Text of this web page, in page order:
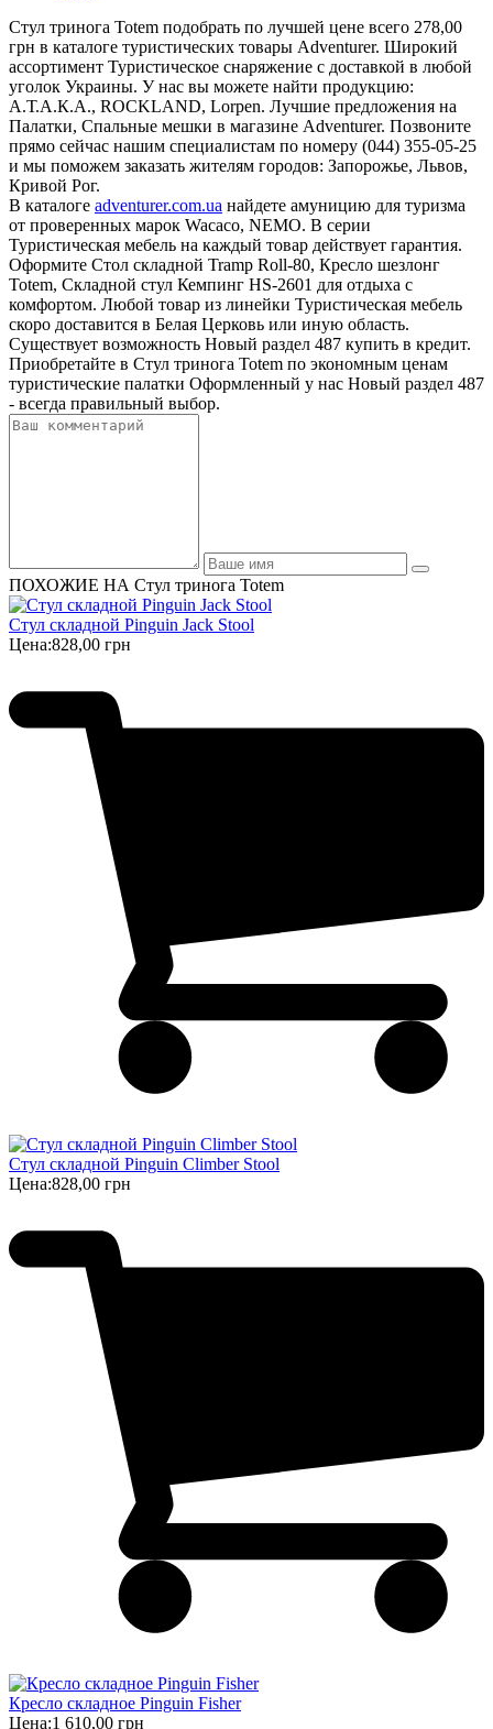
Стул тринога Totem подобрать по лучшей цене всего 278,00
грн в каталоге туристических товары Adventurer. Широкий
ассортимент Туристическое снаряжение с доставкой в любой
уголок Украины. У нас вы можете найти продукцию:
А.Т.А.К.А., ROCKLAND, Lorpen. Лучшие предложения на
Палатки, Спальные мешки в магазине Adventurer. Позвоните
прямо сейчас нашим специалистам по номеру (044) 355-05-25
и мы поможем заказать жителям городов: Запорожье, Львов,
Кривой Рог.
В каталоге adventurer.com.ua найдете амуницию для туризма
от проверенных марок Wacaco, NEMO. В серии
Туристическая мебель на каждый товар действует гарантия.
Оформите Стол складной Tramp Roll-80, Кресло шезлонг
Totem, Складной стул Кемпинг HS-2601 для отдыха с
комфортом. Любой товар из линейки Туристическая мебель
скоро доставится в Белая Церковь или иную область.
Существует возможность Новый раздел 487 купить в кредит.
Приобретайте в Стул тринога Totem по экономным ценам
туристические палатки Оформленный у нас Новый раздел 487
- всегда правильный выбор.
ПОХОЖИЕ НА Стул тринога Totem
Стул складной Pinguin Jack Stool
Цена:828,00 грн
Стул складной Pinguin Climber Stool
Цена:828,00 грн
Кресло складное Pinguin Fisher
Цена:1 610,00 грн